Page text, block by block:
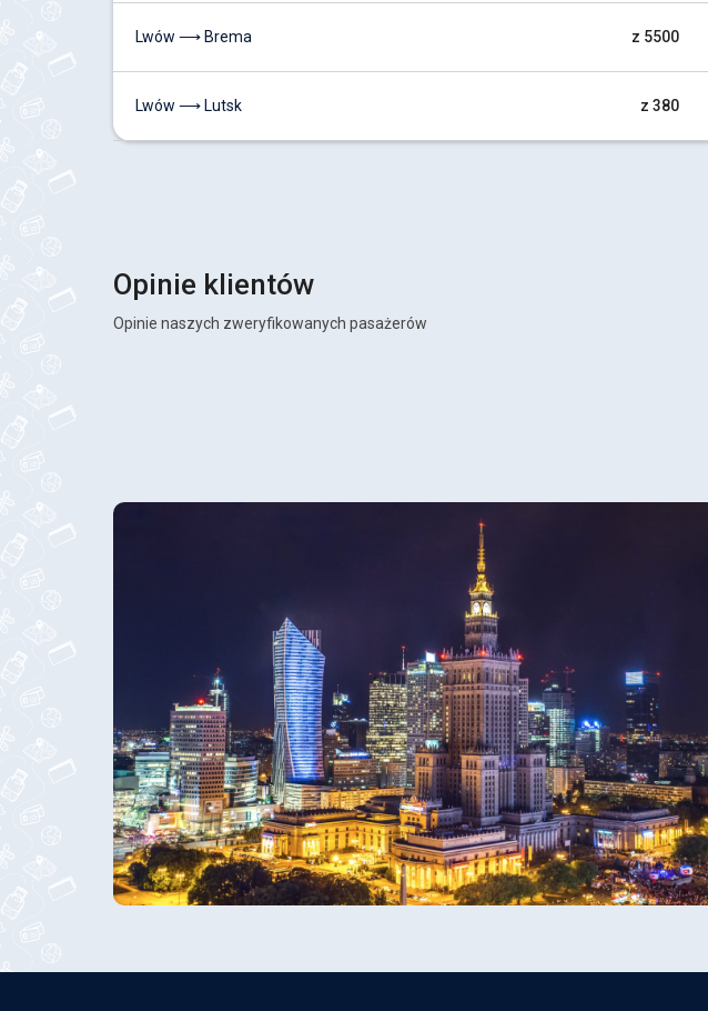
Lwów ⟶ Brema z 5500
Lwów ⟶ Lutsk z 380
Opinie klientów
Opinie naszych zweryfikowanych pasażerów